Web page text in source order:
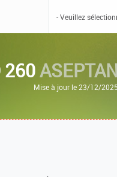
260ASEPTAN
Mise à jour le 23/12/2025